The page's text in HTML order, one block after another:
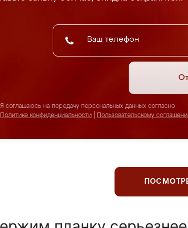
Я соглашаюсь на передачу персональных данных согласно
Политике конфиденциальности
Пользовательскому